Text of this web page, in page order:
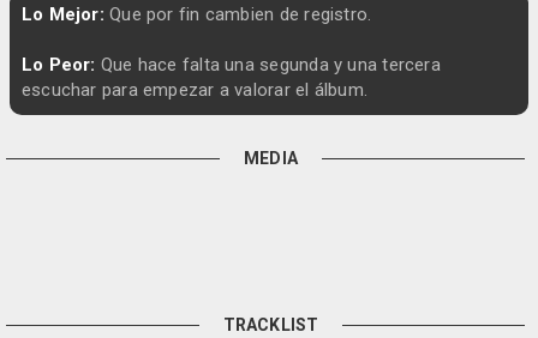
Lo Mejor: Que por fin cambien de registro.
Lo Peor: Que hace falta una segunda y una tercera
escuchar para empezar a valorar el álbum.
MEDIA
TRACKLIST